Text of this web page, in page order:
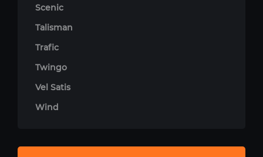
Scenic
Talisman
Trafic
Twingo
Vel Satis
Wind